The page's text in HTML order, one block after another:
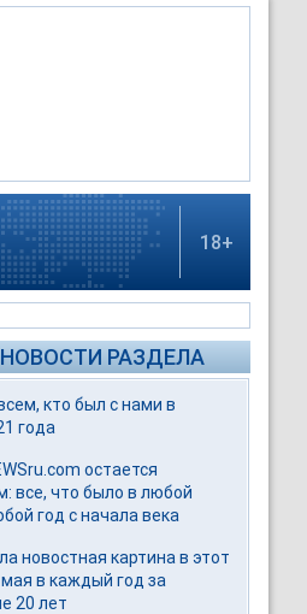
18+
РАЗДЕЛА
кто был с нами в
года
остается
все, что было в любой
год с начала века
новостная картина в этот
в каждый год за
20 лет